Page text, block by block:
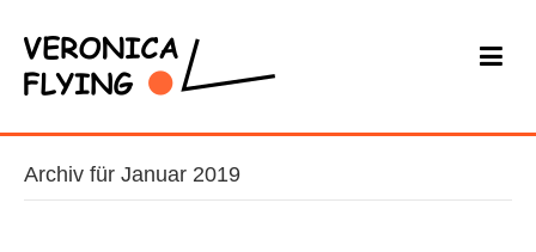
Archiv für Januar 2019